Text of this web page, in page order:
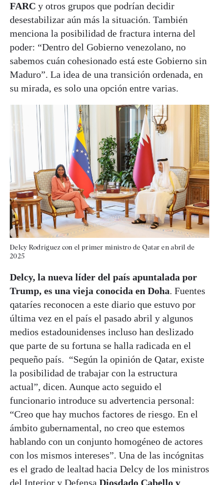
FARC y otros grupos que podrían decidir
desestabilizar aún más la situación. También
menciona la posibilidad de fractura interna del
poder: “Dentro del Gobierno venezolano, no
sabemos cuán cohesionado está este Gobierno sin
Maduro”. La idea de una transición ordenada, en
su mirada, es solo una opción entre varias.
Delcy Rodríguez con el primer ministro de Qatar en abril de
2025
Delcy, la nueva líder del país apuntalada por
Trump, es una vieja conocida en Doha. Fuentes
qataríes reconocen a este diario que estuvo por
última vez en el país el pasado abril y algunos
medios estadounidenses incluso han deslizado
que parte de su fortuna se halla radicada en el
pequeño país. “Según la opinión de Qatar, existe
la posibilidad de trabajar con la estructura
actual”, dicen. Aunque acto seguido el
funcionario introduce su advertencia personal:
“Creo que hay muchos factores de riesgo. En el
ámbito gubernamental, no creo que estemos
hablando con un conjunto homogéneo de actores
con los mismos intereses”. Una de las incógnitas
es el grado de lealtad hacia Delcy de los ministros
del Interior y Defensa Diosdado Cabello y